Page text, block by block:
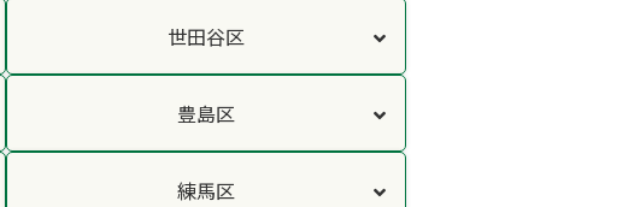
世田谷区
豊島区
練馬区